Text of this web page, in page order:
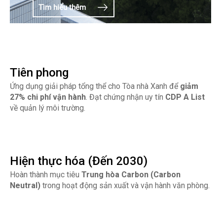
Tìm hiểu thêm
Tiên phong
Ứng dụng giải pháp tổng thể cho Tòa nhà Xanh để giảm
27% chi phí vận hành. Đạt chứng nhận uy tín CDP A List
về quản lý môi trường.
Hiện thực hóa (Đến 2030)
Hoàn thành mục tiêu Trung hòa Carbon (Carbon
Neutral) trong hoạt động sản xuất và vận hành văn phòng.